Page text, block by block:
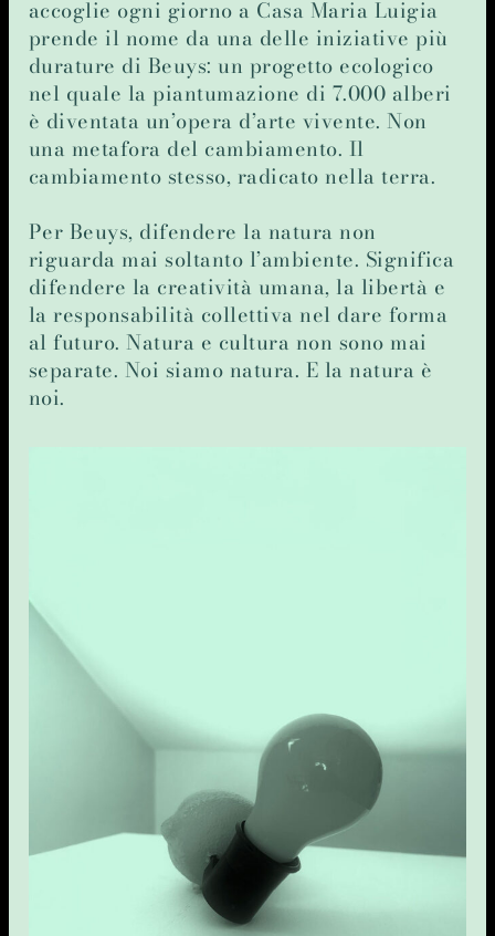
accoglie ogni giorno a Casa Maria Luigia
prende il nome da una delle iniziative più
durature di Beuys: un progetto ecologico
nel quale la piantumazione di 7.000 alberi
è diventata un’opera d’arte vivente. Non
una metafora del cambiamento. Il
cambiamento stesso, radicato nella terra.
Per Beuys, difendere la natura non
riguarda mai soltanto l’ambiente. Significa
difendere la creatività umana, la libertà e
la responsabilità collettiva nel dare forma
al futuro. Natura e cultura non sono mai
separate. Noi siamo natura. E la natura è
noi.